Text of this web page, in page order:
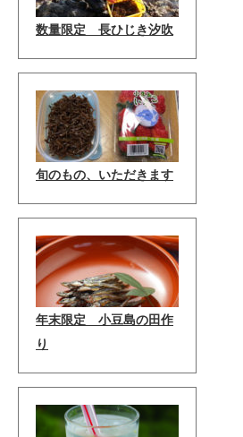
数量限定 長ひじき汐吹
旬のもの、いただきます
年末限定 小豆島の田作
り